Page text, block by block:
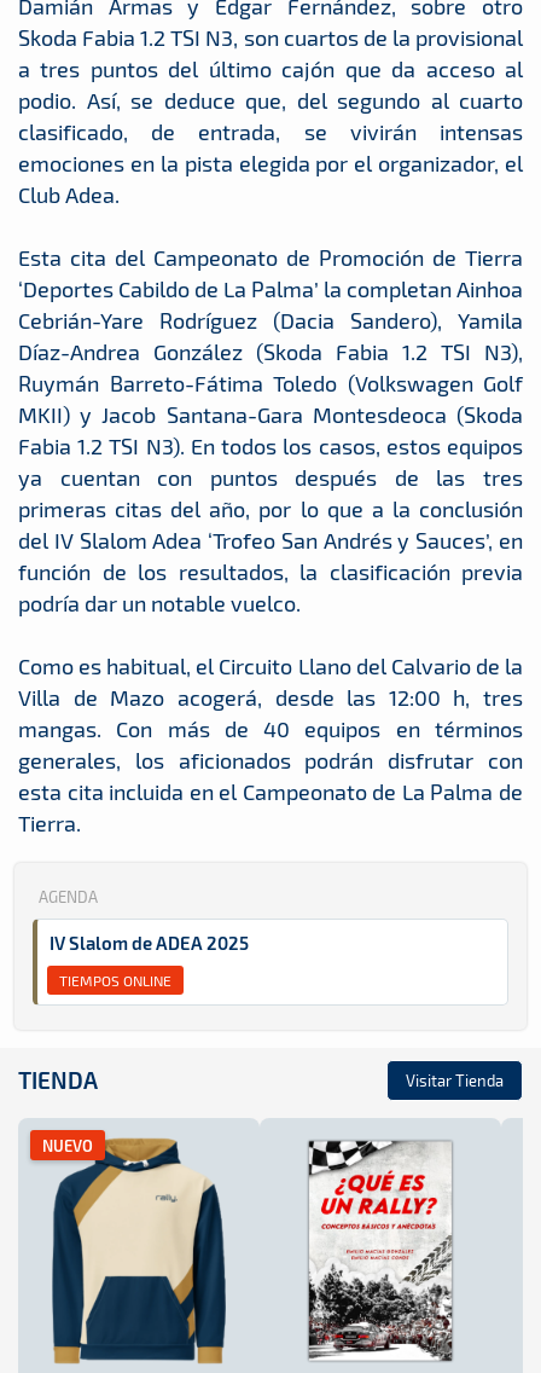
Damián Armas y Edgar Fernández, sobre otro
Skoda Fabia 1.2 TSI N3, son cuartos de la provisional
a tres puntos del último cajón que da acceso al
podio. Así, se deduce que, del segundo al cuarto
clasificado, de entrada, se vivirán intensas
emociones en la pista elegida por el organizador, el
Club Adea.
Esta cita del Campeonato de Promoción de Tierra
‘Deportes Cabildo de La Palma’ la completan Ainhoa
Cebrián-Yare Rodríguez (Dacia Sandero), Yamila
Díaz-Andrea González (Skoda Fabia 1.2 TSI N3),
Ruymán Barreto-Fátima Toledo (Volkswagen Golf
MKII) y Jacob Santana-Gara Montesdeoca (Skoda
Fabia 1.2 TSI N3). En todos los casos, estos equipos
ya cuentan con puntos después de las tres
primeras citas del año, por lo que a la conclusión
del IV Slalom Adea ‘Trofeo San Andrés y Sauces’, en
función de los resultados, la clasificación previa
podría dar un notable vuelco.
Como es habitual, el Circuito Llano del Calvario de la
Villa de Mazo acogerá, desde las 12:00 h, tres
mangas. Con más de 40 equipos en términos
generales, los aficionados podrán disfrutar con
esta cita incluida en el Campeonato de La Palma de
Tierra.
AGENDA
IV Slalom de ADEA 2025
TIEMPOS ONLINE
TIENDA Visitar Tienda
NUEVO